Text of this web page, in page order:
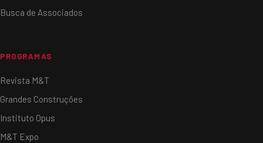
Busca de Associados
PROGRAMAS
Revista M&T
Grandes Construções
Instituto Opus
M&T Expo